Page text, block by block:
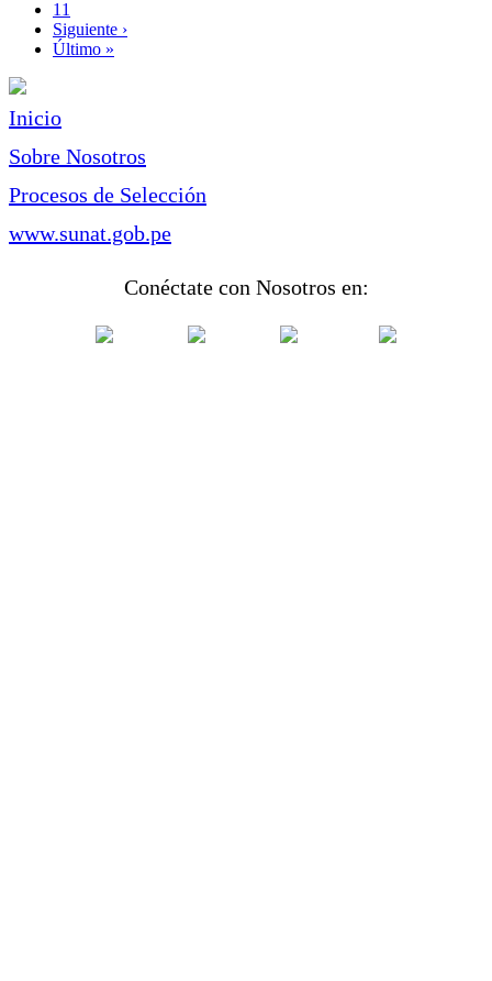
Page
11
Siguiente
página
Siguiente ›
Última
Último »
Inicio
Sobre Nosotros
Procesos de Selección
www.sunat.gob.pe
Conéctate con Nosotros en: